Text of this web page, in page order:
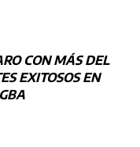
CON MÁS DEL
EXITOSOS EN